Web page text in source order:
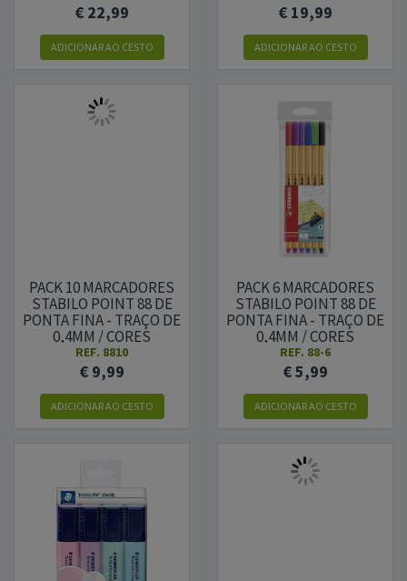
€ 22,99
ADICIONAR AO CESTO
€ 19,99
ADICIONAR AO CESTO
PACK 10 MARCADORES
STABILO POINT 88 DE
PONTA FINA - TRAÇO DE
0,4MM / CORES
SORTIDAS
REF. 8810
€ 9,99
ADICIONAR AO CESTO
PACK 6 MARCADORES
STABILO POINT 88 DE
PONTA FINA - TRAÇO DE
0,4MM / CORES
SORTIDAS
REF. 88-6
€ 5,99
ADICIONAR AO CESTO